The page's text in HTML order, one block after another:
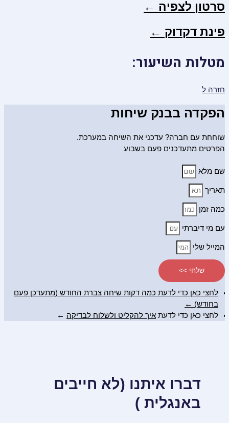
סרטון לצפיה ←
פינת דקדוק ←
מטלות השיעור:
חזרה ל
הפקדה בבנק שיחות
שוחחת עם חברה? עדכני את השיחה במערכת.
הפרטים מתעדכנים פעם בשבוע
שם מלא
תאריך
כמה זמן
עם מי דיברתי
המייל שלי
שלחי >>
לחצי כאן כדי לדעת כמה דקות שיחה צברת החודש (מתעדכן פעם
בחודש) ←
לחצי כאן כדי לדעת איך להקליט ולשלוח לבדיקה ←
דברו איתנו (לא חייבים
באנגלית )